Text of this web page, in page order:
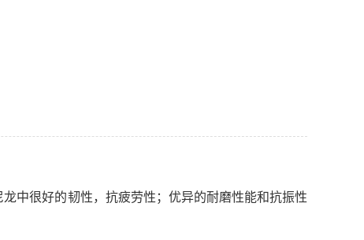
中很好的韧性，抗疲劳性；优异的耐磨性能和抗振性